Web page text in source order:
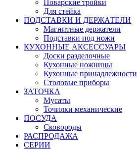
Поварские тройки
Для стейка
ПОДСТАВКИ И ДЕРЖАТЕЛИ
Магнитные держатели
Подставки под ножи
КУХОННЫЕ АКСЕССУАРЫ
Доски разделочные
Кухонные ножницы
Кухонные принадлежности
Столовые приборы
ЗАТОЧКА
Мусаты
Точилки механические
ПОСУДА
Сковороды
РАСПРОДАЖА
СЕРИИ